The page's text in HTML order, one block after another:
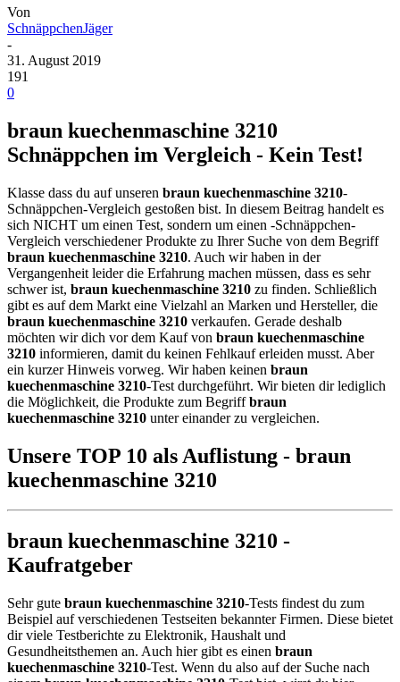
Von
SchnäppchenJäger
-
31. August 2019
191
0
braun kuechenmaschine 3210
Schnäppchen im Vergleich - Kein Test!
Klasse dass du auf unseren braun kuechenmaschine 3210-
Schnäppchen-Vergleich gestoßen bist. In diesem Beitrag handelt es
sich NICHT um einen Test, sondern um einen -Schnäppchen-
Vergleich verschiedener Produkte zu Ihrer Suche von dem Begriff
braun kuechenmaschine 3210. Auch wir haben in der
Vergangenheit leider die Erfahrung machen müssen, dass es sehr
schwer ist, braun kuechenmaschine 3210 zu finden. Schließlich
gibt es auf dem Markt eine Vielzahl an Marken und Hersteller, die
braun kuechenmaschine 3210 verkaufen. Gerade deshalb
möchten wir dich vor dem Kauf von braun kuechenmaschine
3210 informieren, damit du keinen Fehlkauf erleiden musst. Aber
ein kurzer Hinweis vorweg. Wir haben keinen braun
kuechenmaschine 3210-Test durchgeführt. Wir bieten dir lediglich
die Möglichkeit, die Produkte zum Begriffbraun
kuechenmaschine 3210 unter einander zu vergleichen.
Unsere TOP 10 als Auflistung - braun
kuechenmaschine 3210
braun kuechenmaschine 3210 -
Kaufratgeber
Sehr gute braun kuechenmaschine 3210-Tests findest du zum
Beispiel auf verschiedenen Testseiten bekannter Firmen. Diese bietet
dir viele Testberichte zu Elektronik, Haushalt und
Gesundheitsthemen an. Auch hier gibt es einen braun
kuechenmaschine 3210-Test. Wenn du also auf der Suche nach